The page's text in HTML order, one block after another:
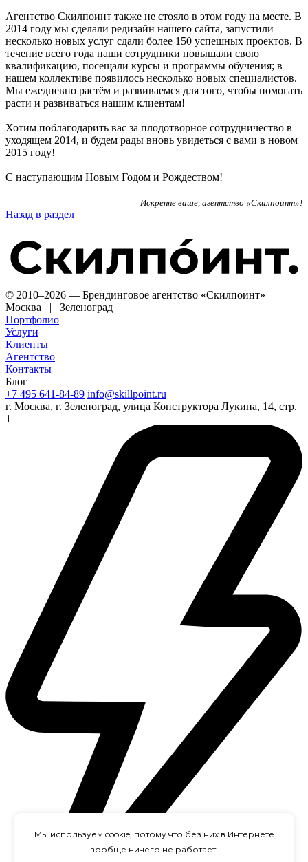
Агентство Скилпоинт также не стояло в этом году на месте. В
2014 году мы сделали редизайн нашего сайта, запустили
несколько новых услуг сдали более 150 успешных проектов. В
течение всего года наши сотрудники повышали свою
квалификацию, посещали курсы и программы обучения; в
нашем коллективе появилось несколько новых специалистов.
Мы ежедневно растём и развиваемся для того, чтобы помогать
расти и развиваться нашим клиентам!
Хотим поблагодарить вас за плодотворное сотрудничество в
уходящем 2014, и будем рады вновь увидеться с вами в новом
2015 году!
С наступающим Новым Годом и Рождеством!
Искренне ваше, агентство «Скилпоинт»!
Назад в раздел
© 2010–2026 — Брендинговое агентство «Скилпоинт»
Москва | Зеленоград
Портфолио
Услуги
Клиенты
Агентство
Контакты
Блог
+7 495 641-84-89 info@skillpoint.ru
г. Москва, г. Зеленоград, улица Конструктора Лукина, 14, стр.
1
Мы используем cookie, потому что без них в Интернете
вообще ничего не работает.